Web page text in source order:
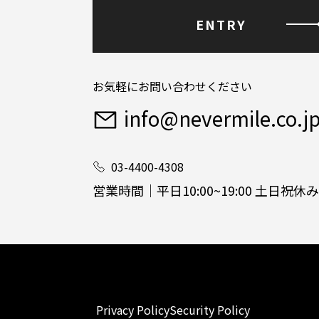
ENTRY
お気軽にお問い合わせください
03-4400-4308
営業時間｜平日10:00~19:00 土日祝休み
Privacy PolicySecurity Policy